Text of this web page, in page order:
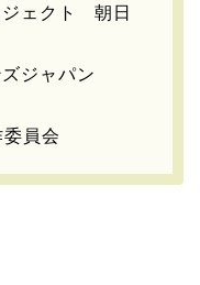
ェクト 朝日
ジャパン
員会